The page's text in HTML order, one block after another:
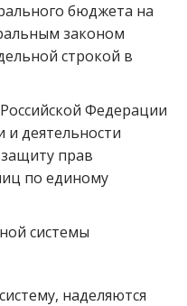
бюджета на
законом
строкой в
Федерации
и деятельности
прав
по единому
системы
наделяются